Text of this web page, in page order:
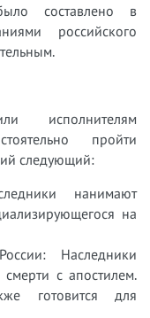
составлено в
российского
исполнителям
пройти
следующий:
нанимают
на
Наследники
с апостилем.
готовится для